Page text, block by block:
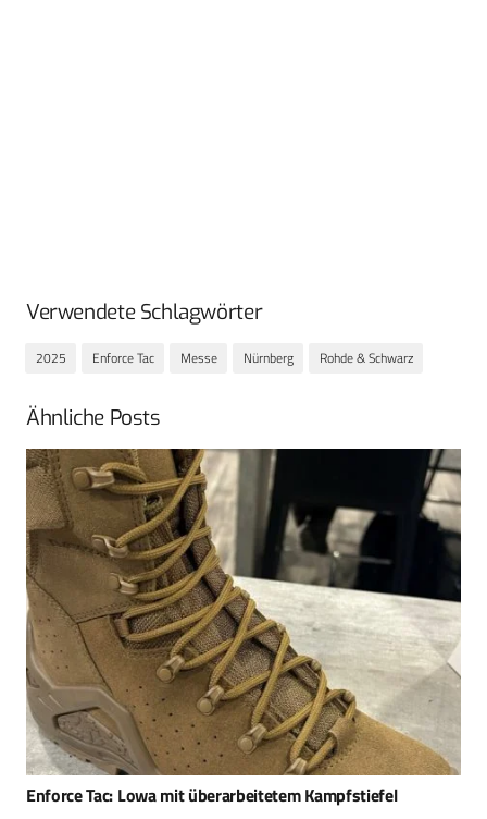
Verwendete Schlagwörter
2025 Enforce Tac Messe Nürnberg Rohde & Schwarz
Ähnliche Posts
Enforce Tac: „Wir brauchen neben mehr Qualifikation auch